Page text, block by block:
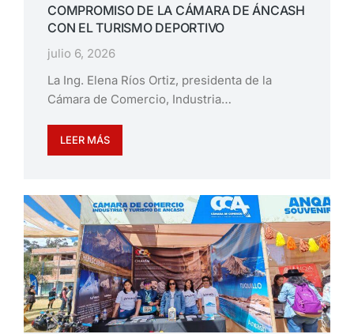
COMPROMISO DE LA CÁMARA DE ÁNCASH
CON EL TURISMO DEPORTIVO
julio 6, 2026
La Ing. Elena Ríos Ortiz, presidenta de la
Cámara de Comercio, Industria…
LEER MÁS